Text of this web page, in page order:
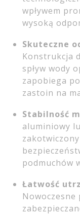
wpływem
wysoką
Skuteczne
Konstrukcja
spływ wody
zapobiega
zastoin na
Stabilność
aluminiowy
podmuchów
Łatwość
Nowoczesne